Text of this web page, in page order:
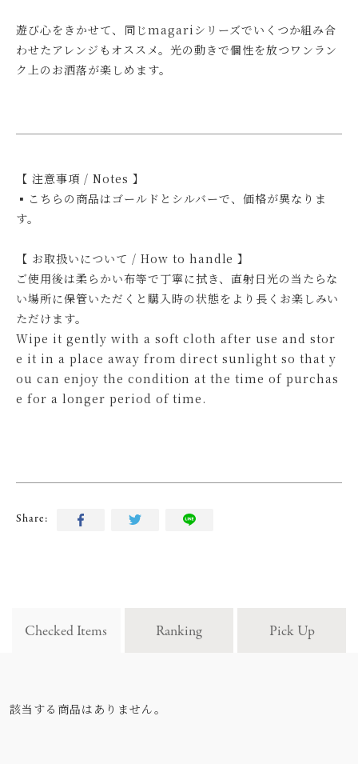
遊び心をきかせて、同じmagariシリーズでいくつか組み合
わせたアレンジもオススメ。光の動きで個性を放つワンラン
ク上のお洒落が楽しめます。
【 注意事項 / Notes 】
▪こちらの商品はゴールドとシルバーで、価格が異なりま
す。
【 お取扱いについて / How to handle 】
ご使用後は柔らかい布等で丁寧に拭き、直射日光の当たらな
い場所に保管いただくと購入時の状態をより長くお楽しみい
ただけます。
Wipe it gently with a soft cloth after use and stor
e it in a place away from direct sunlight so that y
ou can enjoy the condition at the time of purchas
e for a longer period of time.
Share:
Checked Items Ranking Pick Up
該当する商品はありません。